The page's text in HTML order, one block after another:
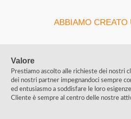
ABBIAMO CREATO
Valore
Prestiamo ascolto alle richieste dei nostri
dei nostri partner impegnandoci sempre
ed entusiasmo a soddisfare le loro esigenze.
Cliente è sempre al centro delle nostre